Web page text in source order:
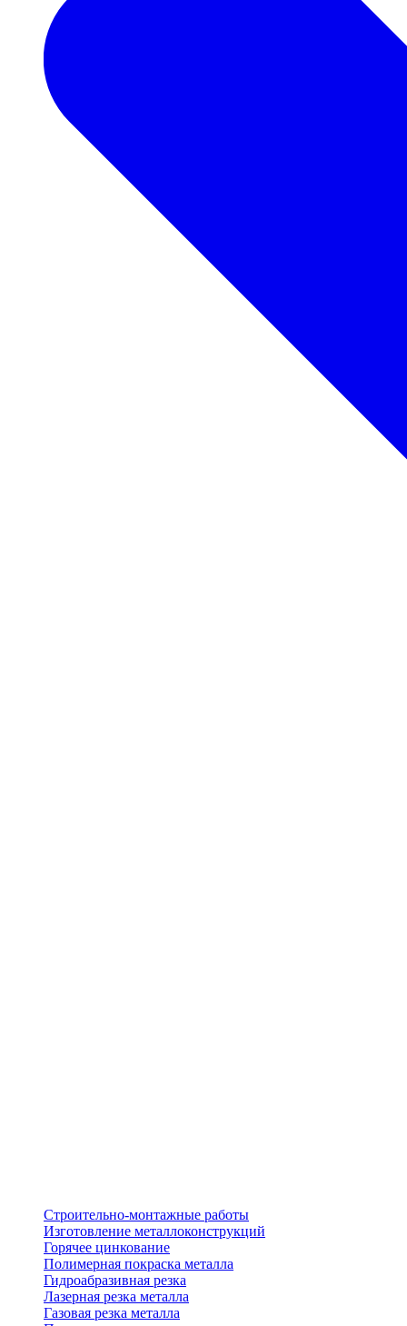
Строительно-монтажные работы
Изготовление металлоконструкций
Горячее цинкование
Полимерная покраска металла
Гидроабразивная резка
Лазерная резка металла
Газовая резка металла